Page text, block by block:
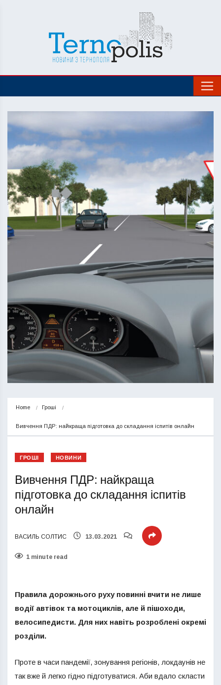
Home Гроші
Вивчення ПДР: найкраща підготовка до складання іспитів онлайн
ГРОШІ НОВИНИ
Вивчення ПДР: найкраща
підготовка до складання іспитів
онлайн
ВАСИЛЬ СОЛТИС 13.03.2021
1 minute read
Правила дорожнього руху повинні вчити не лише
водії автівок та мотоциклів, але й пішоходи,
велосипедисти. Для них навіть розроблені окремі
розділи.
Проте в часи пандемії, зонування регіонів, локдаунів не
так вже й легко гідно підготуватися. Аби вдало скласти